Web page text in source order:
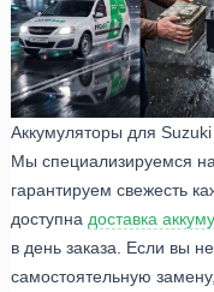
Аккумуляторы для
Мы специализируемся
гарантируем свежесть
доступна доставка
в день заказа. Если вы
самостоятельную